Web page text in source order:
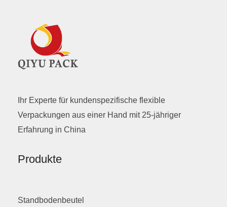
Ihr Experte für kundenspezifische flexible
Verpackungen aus einer Hand mit 25-jähriger
Erfahrung in China
Produkte
Standbodenbeutel